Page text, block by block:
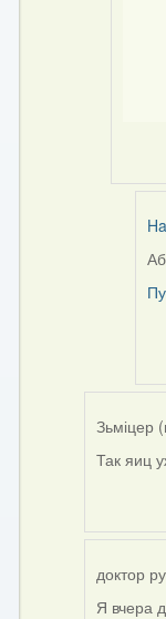
In
Зьміцер
Так яиц
доктор
Я вчера